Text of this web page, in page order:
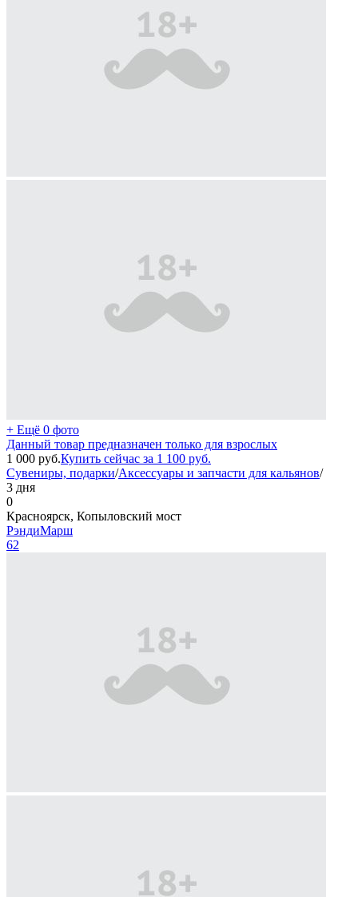
+ Ещё 0 фото
Данный товар предназначен только для взрослых
1 000 руб.Купить сейчас за 1 100 руб.
Сувениры, подарки/Аксессуары и запчасти для кальянов/
3 дня
0
Красноярск, Копыловский мост
РэндиМарш
62